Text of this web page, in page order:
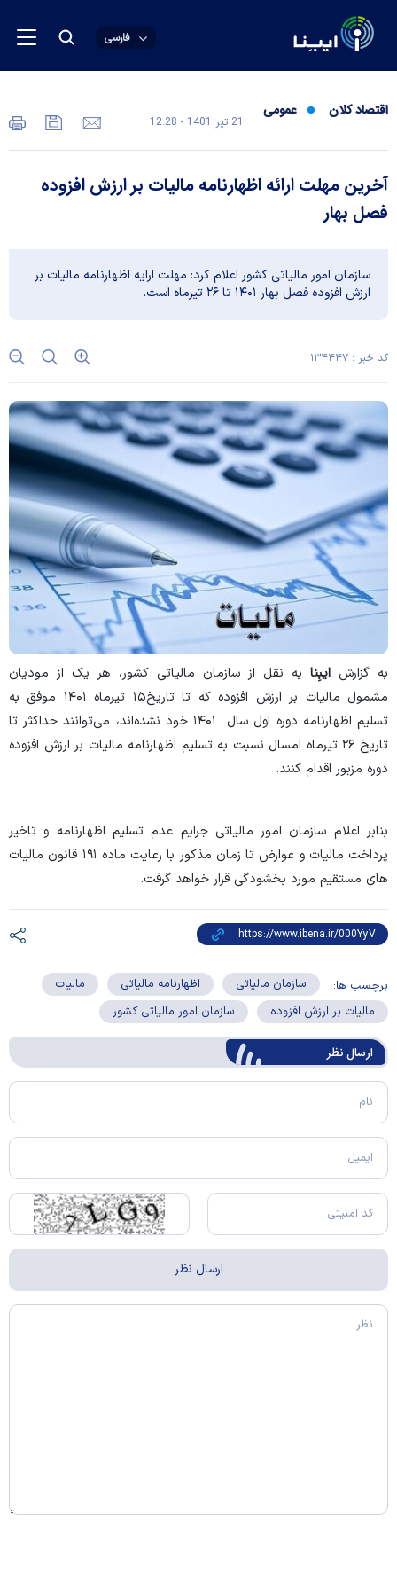
فارسی
اقتصاد کلان عمومی
21 تير 1401 - 12:28
آخرین مهلت ارائه اظهارنامه مالیات بر ارزش افزوده
فصل بهار
سازمان امور مالیاتی کشور اعلام کرد: مهلت ارایه اظهارنامه مالیات بر
ارزش افزوده فصل بهار ۱۴۰۱ تا ۲۶ تیرماه است.
کد خبر : ۱۳۴۴۴۷
به گزارش ایبِنا به نقل از سازمان مالیاتی کشور، هر یک از مودیان
مشمول مالیات بر ارزش افزوده که تا تاریخ۱۵ تیرماه ۱۴۰۱ موفق به
تسلیم اظهارنامه دوره اول سال ۱۴۰۱ خود نشده‌اند، می‌توانند حداکثر تا
تاریخ ۲۶ تیرماه امسال نسبت به تسلیم اظهارنامه مالیات بر ارزش افزوده
دوره مزبور اقدام کنند.
بنابر اعلام سازمان امور مالیاتی جرایم عدم تسلیم اظهارنامه و تاخیر
پرداخت مالیات و عوارض تا زمان مذکور با رعایت ماده ۱۹۱ قانون مالیات
های مستقیم مورد بخشودگی قرار خواهد گرفت.
برچسب ها: سازمان مالیاتی اظهارنامه مالیاتی
مالیات
مالیات بر ارزش افزوده
سازمان امور مالیاتی کشور
ارسال‌ نظر